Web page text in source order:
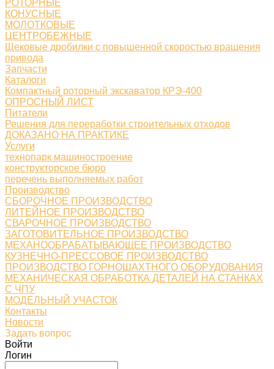
РОТОРНЫЕ
КОНУСНЫЕ
МОЛОТКОВЫЕ
ЦЕНТРОБЕЖНЫЕ
Щековые дробилки с повышенной скоростью вращения
привода
Запчасти
Каталоги
Компактный роторный экскаватор КРЭ-400
ОПРОСНЫЙ ЛИСТ
Питатели
Решения для переработки строительных отходов
ДОКАЗАНО НА ПРАКТИКЕ
Услуги
технопарк машиностроение
конструкторское бюро
перечень выполняемых работ
Производство
СБОРОЧНОЕ ПРОИЗВОДСТВО
ЛИТЕЙНОЕ ПРОИЗВОДСТВО
СВАРОЧНОЕ ПРОИЗВОДСТВО
ЗАГОТОВИТЕЛЬНОЕ ПРОИЗВОДСТВО
МЕХАНООБРАБАТЫВАЮЩЕЕ ПРОИЗВОДСТВО
КУЗНЕЧНО-ПРЕССОВОЕ ПРОИЗВОДСТВО
ПРОИЗВОДСТВО ГОРНОШАХТНОГО ОБОРУДОВАНИЯ
МЕХАНИЧЕСКАЯ ОБРАБОТКА ДЕТАЛЕЙ НА СТАНКАХ
С ЧПУ
МОДЕЛЬНЫЙ УЧАСТОК
Контакты
Новости
Задать вопрос
Войти
Логин